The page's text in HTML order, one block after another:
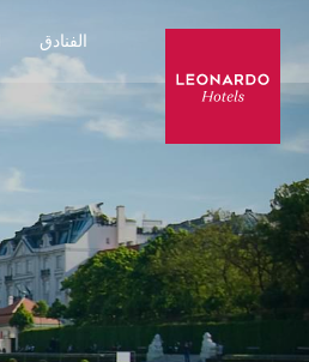
الفنادق